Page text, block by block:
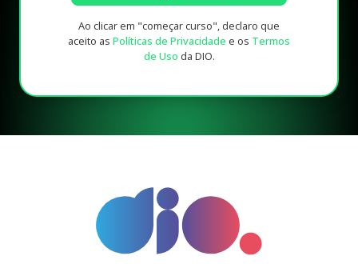
Ao clicar em "começar curso", declaro que
aceito as Políticas de Privacidade e os Termos
de Uso da DIO.